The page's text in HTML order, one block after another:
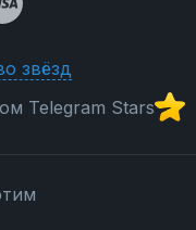
звёзд
Telegram Stars